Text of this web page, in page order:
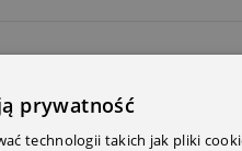
prywatność
technologii takich jak pliki